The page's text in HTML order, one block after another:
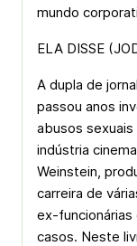
mundo
ELA DISSE
A dupla de
passou anos
abusos
indústria
Weinstein,
carreira de
ex-
casos. Neste